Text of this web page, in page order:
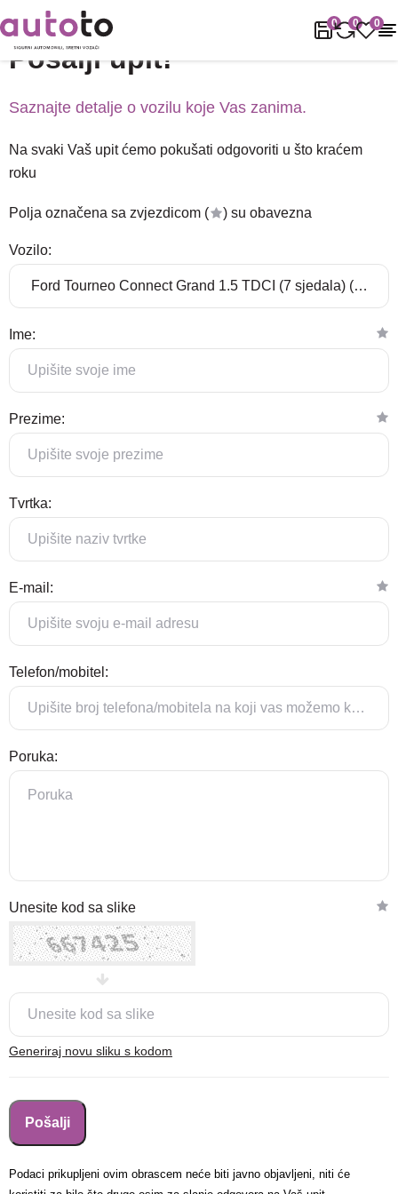
0 0 0
Naslovnica Podrška
Pošalji upit!
Saznajte detalje o vozilu koje Vas zanima.
Na svaki Vaš upit ćemo pokušati odgovoriti u što kraćem
roku
Polja označena sa zvjezdicom ( ) su obavezna
Vozilo:
Ime:
Prezime:
Tvrtka:
E-mail:
Telefon/mobitel:
Poruka:
Generiraj novu sliku s kodom
Unesite kod sa slike
Podaci prikupljeni ovim obrascem neće biti javno objavljeni, niti će
avenija 102, Resnik
Brza pretraga